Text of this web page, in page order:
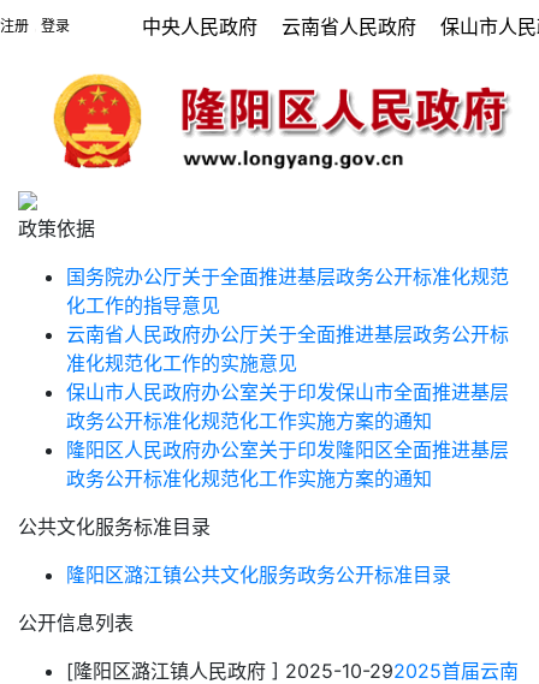
注册 登录 中央人民政府 云南省人民政府 保山市人
政策依据
国务院办公厅关于全面推进基层政务公开标准化规范
化工作的指导意见
云南省人民政府办公厅关于全面推进基层政务公开标
准化规范化工作的实施意见
保山市人民政府办公室关于印发保山市全面推进基层
政务公开标准化规范化工作实施方案的通知
隆阳区人民政府办公室关于印发隆阳区全面推进基层
政务公开标准化规范化工作实施方案的通知
公共文化服务标准目录
隆阳区潞江镇公共文化服务政务公开标准目录
公开信息列表
[隆阳区潞江镇人民政府 ] 2025-10-292025首届云南